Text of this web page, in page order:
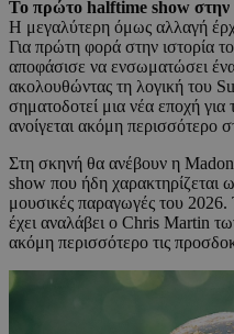
Το πρώτο halftime show στην
Η μεγαλύτερη όμως αλλαγή
Για πρώτη φορά στην ιστορία
αποφάσισε να ενσωματώσει
ακολουθώντας τη λογική του
σηματοδοτεί μια νέα εποχή
ανοίγεται ακόμη περισσότερο
Στη σκηνή θα ανέβουν η
show που ήδη χαρακτηρίζεται
μουσικές παραγωγές του 2026.
έχει αναλάβει ο Chris Martin
ακόμη περισσότερο τις